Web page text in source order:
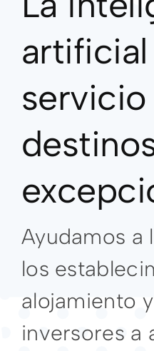
artificial
Ayudamos a
los
alojamiento
inversores a